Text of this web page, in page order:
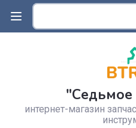
интернет-магазин